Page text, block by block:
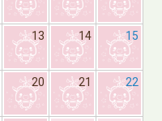
13 14 15
20 21 22